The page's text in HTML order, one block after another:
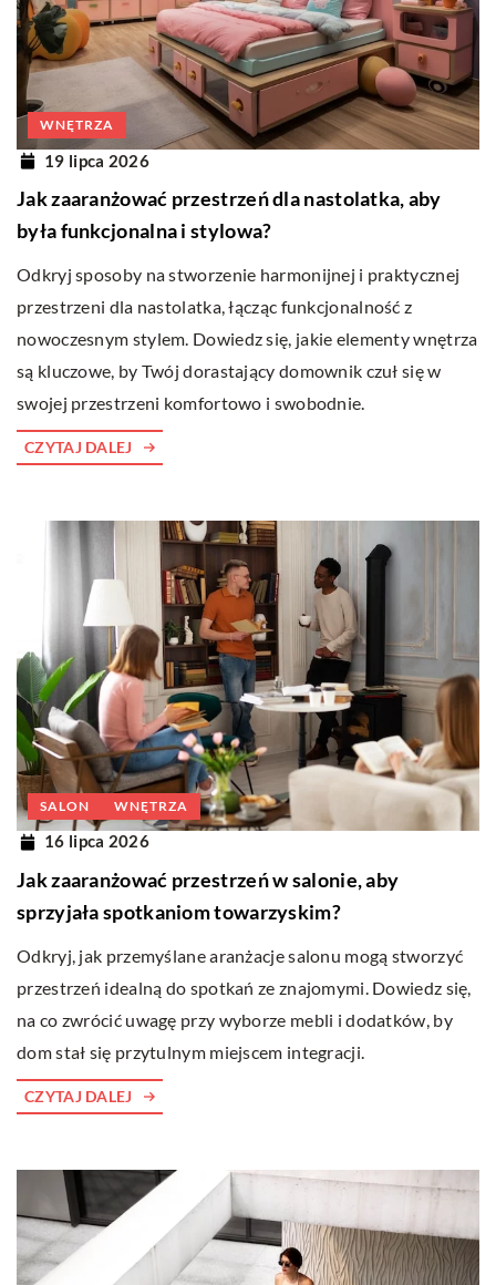
WNĘTRZA
19 lipca 2026
Jak zaaranżować przestrzeń dla nastolatka, aby
była funkcjonalna i stylowa?
Odkryj sposoby na stworzenie harmonijnej i praktycznej
przestrzeni dla nastolatka, łącząc funkcjonalność z
nowoczesnym stylem. Dowiedz się, jakie elementy wnętrza
są kluczowe, by Twój dorastający domownik czuł się w
swojej przestrzeni komfortowo i swobodnie.
CZYTAJ DALEJ
SALON WNĘTRZA
16 lipca 2026
Jak zaaranżować przestrzeń w salonie, aby
sprzyjała spotkaniom towarzyskim?
Odkryj, jak przemyślane aranżacje salonu mogą stworzyć
przestrzeń idealną do spotkań ze znajomymi. Dowiedz się,
na co zwrócić uwagę przy wyborze mebli i dodatków, by
dom stał się przytulnym miejscem integracji.
CZYTAJ DALEJ